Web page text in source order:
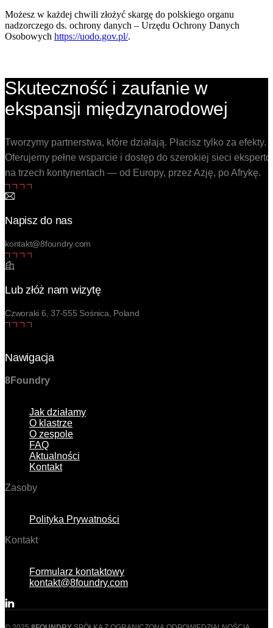
Możesz w każdej chwili złożyć skargę do polskiego organu
nadzorczego ds. ochrony danych – Urzędu Ochrony Danych
Osobowych https://uodo.gov.pl/.
Skuteczność i zaufanie w
ekspansji międzynarodowej
Tworzymy partnerstwa, które działają. Płacisz tylko za efekty.
Oferujemy pełne wsparcie i dostęp do szerokiej sieci
na trzech kontynentach — od Europy, przez Azję, po Afrykę.
Napisz do nas
kontakt@8foundry.com
Lub złóż nam wizytę
Czworaki 6, 37-555 Sośnica, Poland
Nawigacja
8Foundry
Jak działamy
O klastrze
O zespole
FAQ
Aktualności
Kontakt
Zasoby
Polityka Prywatności
Kontakt
Formularz kontaktowy
kontakt@8foundry.com